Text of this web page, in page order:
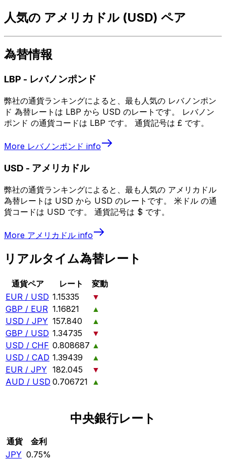
人気の アメリカドル (USD) ペア
為替情報
LBP - レバノンポンド
弊社の通貨ランキングによると、最も人気の レバノンポン
ド 為替レートは LBP から USD のレートです。 レバノン
ポンド の通貨コードは LBP です。 通貨記号は £ です。
More レバノンポンド info
USD - アメリカドル
弊社の通貨ランキングによると、最も人気の アメリカドル
為替レートは USD から USD のレートです。 米ドル の通
貨コードは USD です。 通貨記号は $ です。
More アメリカドル info
リアルタイム為替レート
通貨ペア レート
変動
EUR / USD 1.15335
▼
GBP / EUR 1.16821
▲
USD / JPY 157.840
▲
GBP / USD 1.34735
▼
USD / CHF 0.808687 ▲
USD / CAD 1.39439
▲
EUR / JPY 182.045
▼
AUD / USD 0.706721 ▲
中央銀行レート
通貨
金利
JPY 0.75%